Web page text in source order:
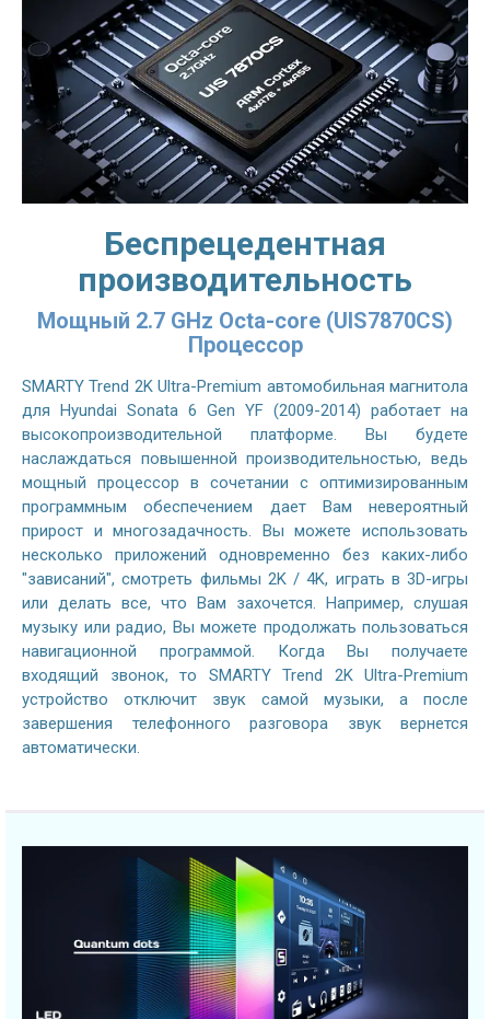
Беспрецедентная
производительность
Мощный 2.7 GHz Octa-core (UIS7870CS)
Процессор
SMARTY Trend 2K Ultra-Premium автомобильная магнитола
для Hyundai Sonata 6 Gen YF (2009-2014) работает на
высокопроизводительной платформе. Вы будете
наслаждаться повышенной производительностью, ведь
мощный процессор в сочетании с оптимизированным
программным обеспечением дает Вам невероятный
прирост и многозадачность. Вы можете использовать
несколько приложений одновременно без каких-либо
"зависаний", смотреть фильмы 2K / 4K, играть в 3D-игры
или делать все, что Вам захочется. Например, слушая
музыку или радио, Вы можете продолжать пользоваться
навигационной программой. Когда Вы получаете
входящий звонок, то SMARTY Trend 2K Ultra-Premium
устройство отключит звук самой музыки, а после
завершения телефонного разговора звук вернется
автоматически.